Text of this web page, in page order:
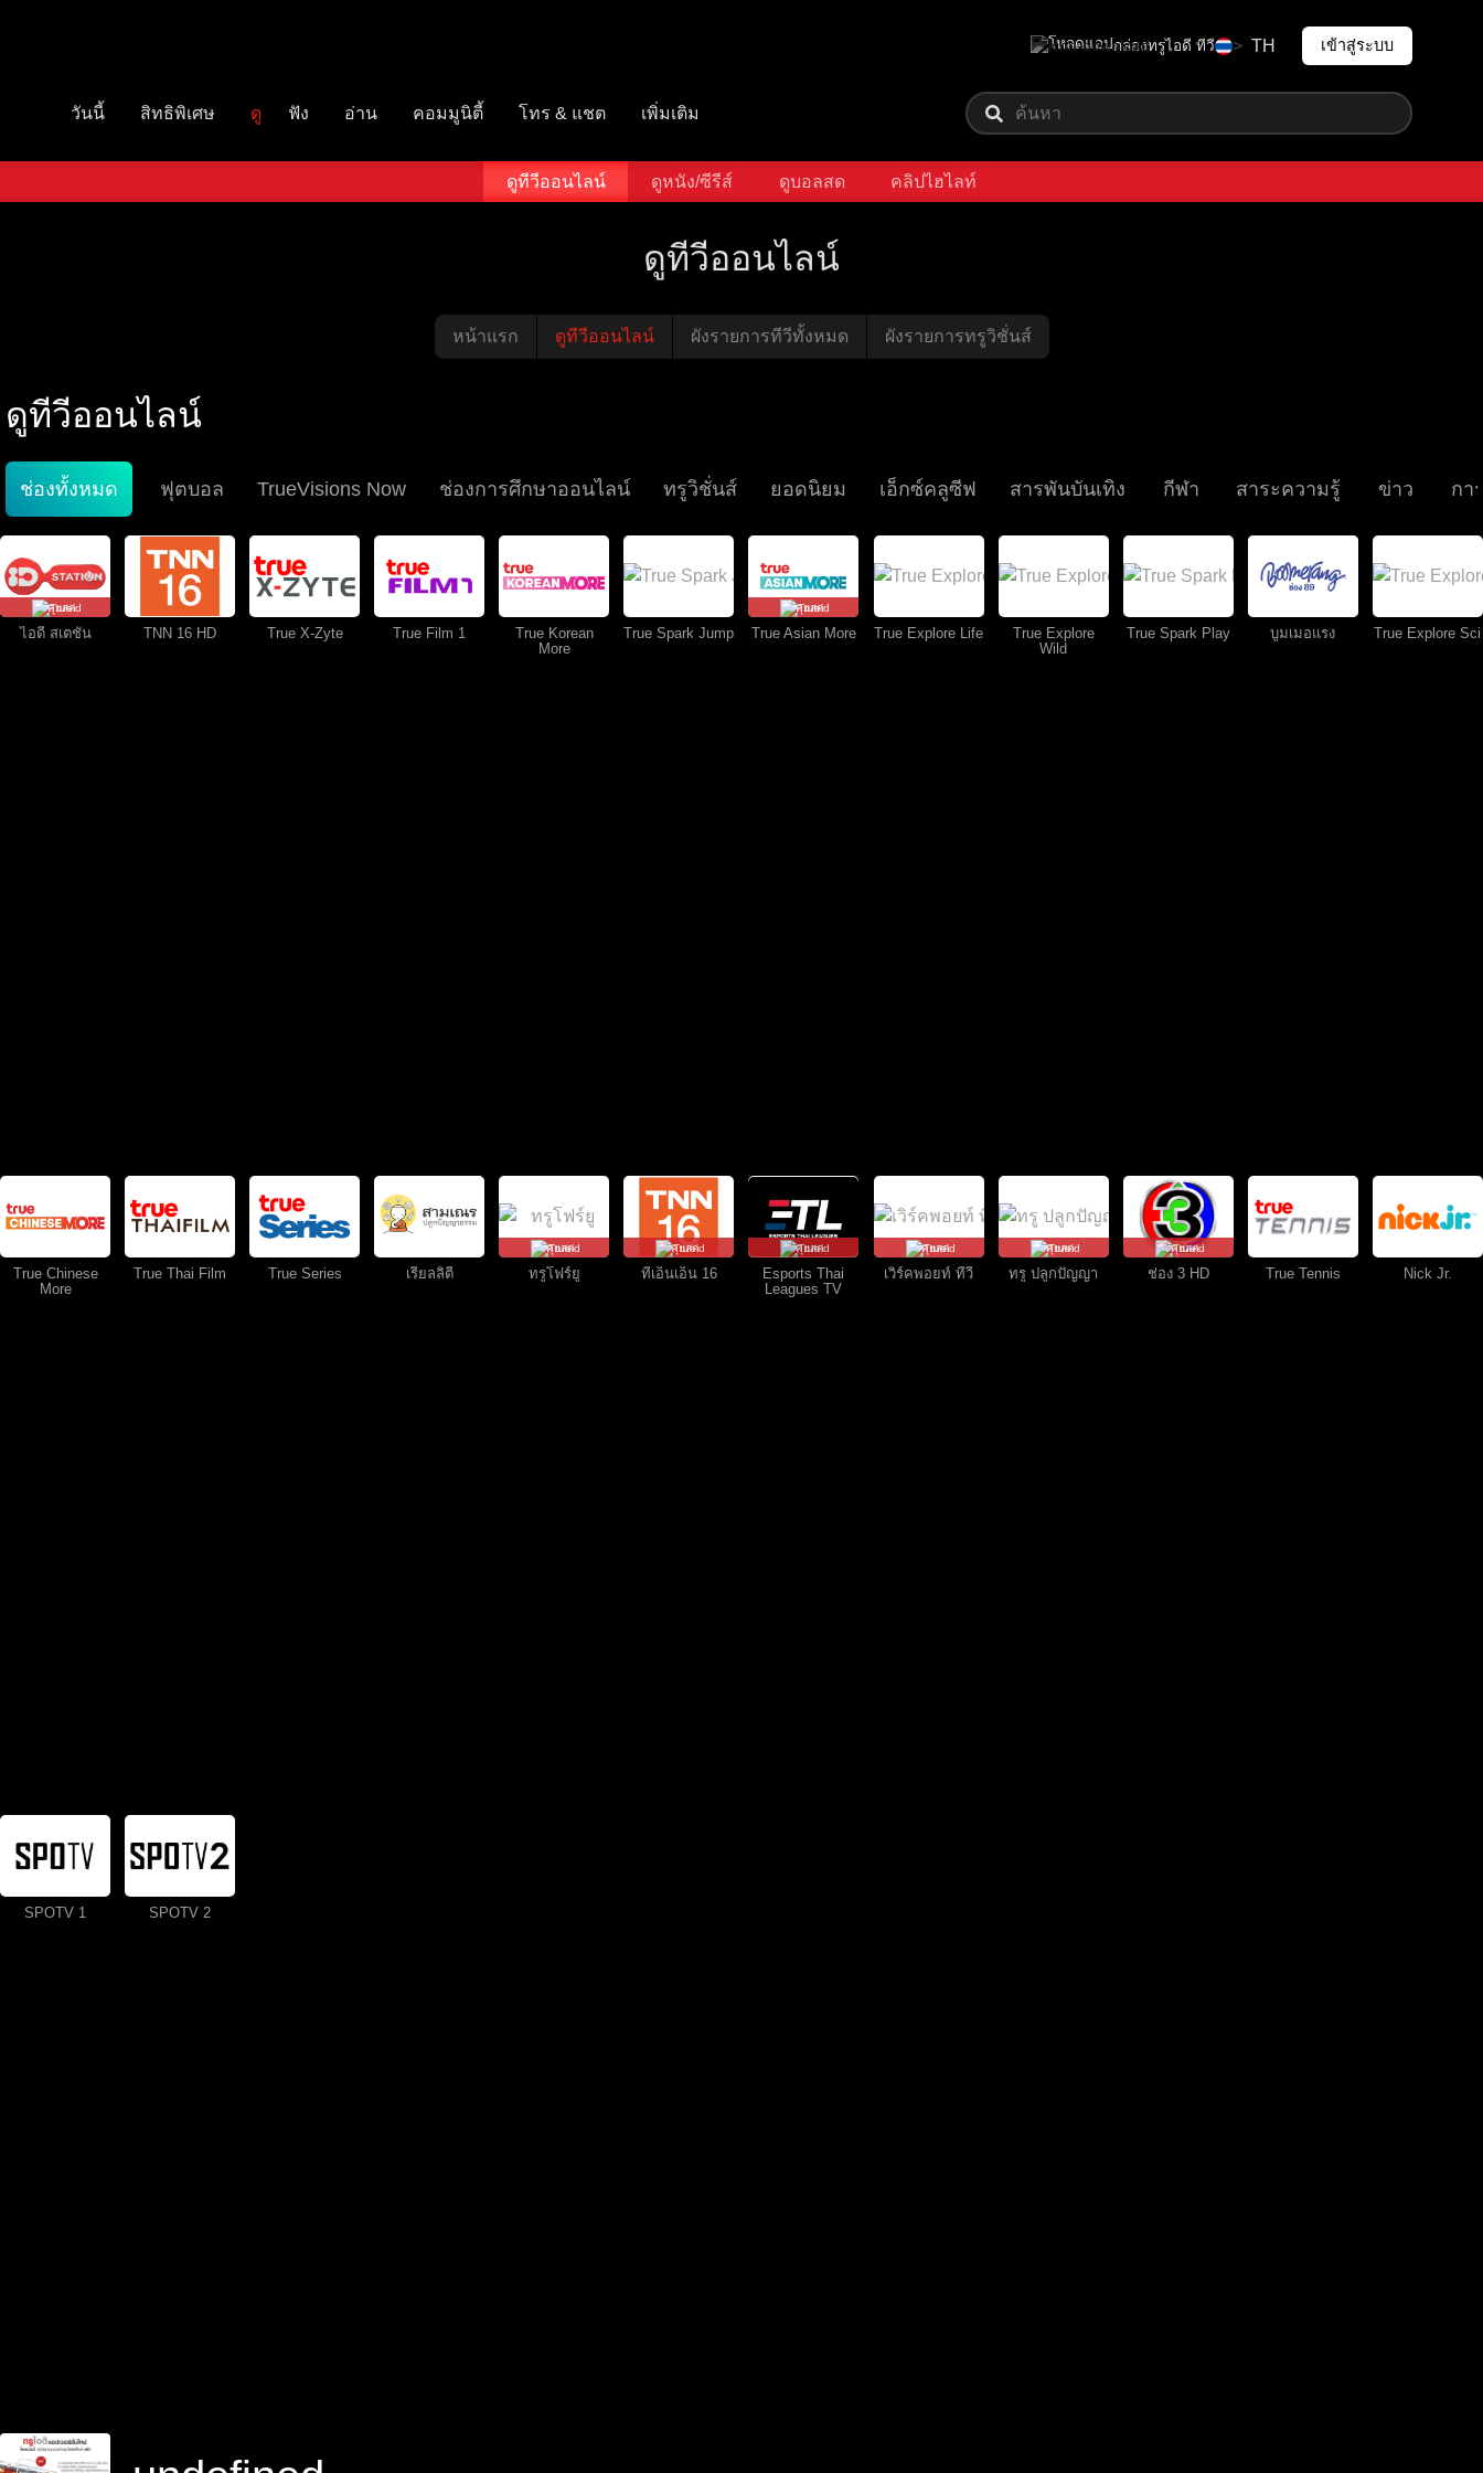
โหลดแอปกล่องทรูไอดี ทีวี > TH เข้าสู่ระบบ
วันนี้ สิทธิพิเศษ ดู ฟัง อ่าน คอมมูนิตี้ โทร & แชต เพิ่มเติม
ดูทีวีออนไลน์ ดูหนัง/ซีรีส์ ดูบอลสด คลิปไฮไลท์
ดูทีวีออนไลน์
หน้าแรก ดูทีวีออนไลน์ ผังรายการทีวีทั้งหมด ผังรายการทรูวิชั่นส์
ดูทีวีออนไลน์
ช่องทั้งหมด ฟุตบอล TrueVisions Now ช่องการศึกษาออนไลน์ ทรูวิชั่นส์ ยอดนิยม เอ็กซ์คลูซีฟ สารพันบันเทิง กีฬา สาระความรู้ ข่าว กา
คุยสด
ไอดี สเตชั่น TNN 16 HD True X-Zyte True Film 1
True Korean
More
True Spark Jump
คุยสด
True Asian More True Explore Life
True Explore
Wild
True Spark Play บูมเมอแรง True Explore Sci
True Chinese
More
True Thai Film True Series เรียลลิตี้
คุยสด
ทรูโฟร์ยู
คุยสด
ทีเอ็นเอ็น 16
คุยสด
Esports Thai
Leagues TV
คุยสด
เวิร์คพอยท์ ทีวี
คุยสด
ทรู ปลูกปัญญา
คุยสด
ช่อง 3 HD True Tennis Nick Jr.
SPOTV 1 SPOTV 2